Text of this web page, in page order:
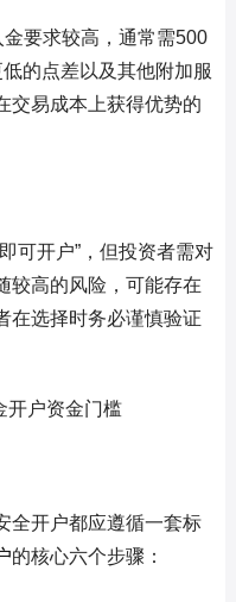
要求较高，通常需500
的点差以及其他附加服
交易成本上获得优势的
可开户”，但投资者需对
较高的风险，可能存在
在选择时务必谨慎验证
全开户都应遵循一套标
的核心六个步骤：